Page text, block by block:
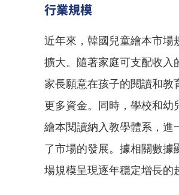
行業規模
近年來，韓國兒童繪本市場
擴大。隨著家庭可支配收入
家長願意在孩子的閱讀和教
更多資金。同時，學校和幼
繪本閱讀納入教學體系，進
了市場的發展。據相關數據
場規模呈現逐年穩定增長的